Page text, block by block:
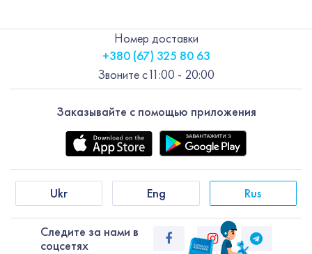
Заказывайте с помощью приложения
Следите за нами в
соцсетях
Ukr Eng Rus
Номер доставки
+380 (67) 325 80 63
Звоните с11:00 - 20:00